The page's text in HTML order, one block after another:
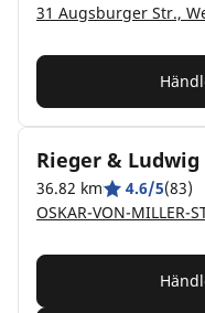
31 Augsburger Str.,
Rieger & Ludwig
36.82 km 4.6/5(83)
OSKAR-VON-MILLER-